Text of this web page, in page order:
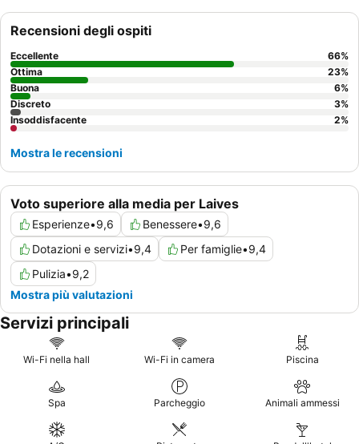
genuinamente ospitale, con punti salienti che includono la ricca
e variegatacolazione a buffet
gli ospiti dovrebbero considerare di richiedere una camera con
vista sul giardino.
Voto superiore alla media per Laives
Esperienze•9,6 Benessere•9,6
Dotazioni e servizi•9,4 Per famiglie•9,4
Pulizia•9,2
Mostra più valutazioni
Recensioni degli ospiti
Eccellente 66%
Ottima
23%
Buona
6%
Discreto
3%
Insoddisfacente
2%
Mostra le recensioni
Servizi principali
Wi-Fi nella hall Wi-Fi in camera Piscina
Spa Parcheggio Animali ammessi